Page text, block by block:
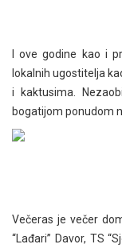
I ove godine kao i
lokalnih ugostitelja
i kaktusima.
bogatijom ponudom
Večeras je večer
“Lađari” Davor, TS